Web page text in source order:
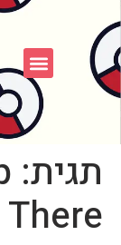
תגית:
There